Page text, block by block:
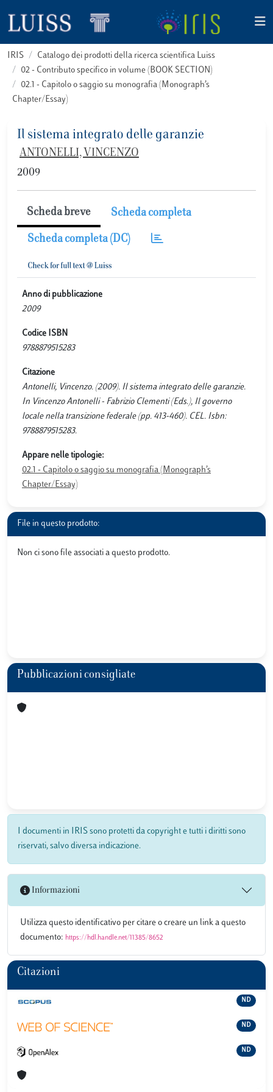
IRIS
Catalogo dei prodotti della ricerca scientifica Luiss
02 - Contributo specifico in volume (BOOK SECTION)
02.1 - Capitolo o saggio su monografia (Monograph’s
Chapter/Essay)
Il sistema integrato delle garanzie
ANTONELLI, VINCENZO
2009
Scheda breve Scheda completa
Scheda completa (DC)
Anno di pubblicazione
2009
Codice ISBN
9788879515283
Citazione
Antonelli, Vincenzo. (2009). Il sistema integrato delle garanzie.
In Vincenzo Antonelli - Fabrizio Clementi (Eds.), Il governo
locale nella transizione federale (pp. 413-460). CEL. Isbn:
9788879515283.
Appare nelle tipologie:
02.1 - Capitolo o saggio su monografia (Monograph’s
Chapter/Essay)
File in questo prodotto:
Non ci sono file associati a questo prodotto.
Pubblicazioni consigliate
I documenti in IRIS sono protetti da copyright e tutti i diritti sono
riservati, salvo diversa indicazione.
Informazioni
Utilizza questo identificativo per citare o creare un link a questo
documento: https://hdl.handle.net/11385/8652
Citazioni
ND
ND
ND